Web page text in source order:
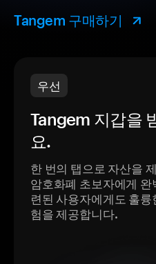
Tangem 구매하기
우선
Tangem 지갑을
요.
한 번의 탭으로 자산을
암호화폐 초보자에게 완
련된 사용자에게도 훌륭
험을 제공합니다.